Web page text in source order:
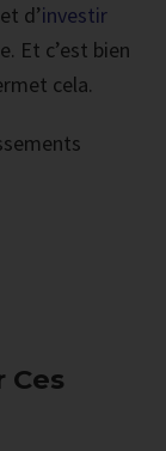
d’investir
Et c’est bien
cela.
Ces